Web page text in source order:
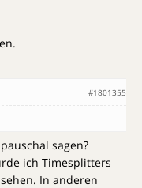
#1801355
sagen?
ich Timesplitters
In anderen